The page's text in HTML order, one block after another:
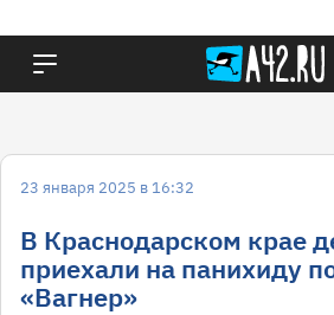
23 января 2025 в 16:32
В Краснодарском крае
приехали на панихиду
«Вагнер»